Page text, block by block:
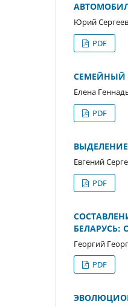
Юрий
PDF
СЕМЕЙНЫЙ
Елена
PDF
Евгений
PDF
БЕЛАРУСЬ:
Георгий
PDF